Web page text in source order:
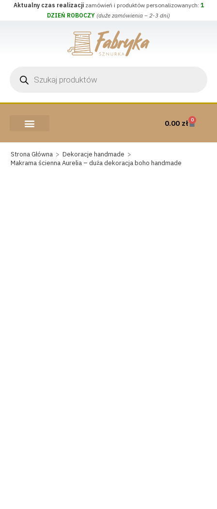
Aktualny czas realizacjizamówień i produktów personalizowanych: 1
DZIEŃ ROBOCZY (duże zamówienia – 2-3 dni)
0.00 zł 0
Strona Główna > Dekoracje handmade >
Makrama ścienna Aurelia – duża dekoracja boho handmade